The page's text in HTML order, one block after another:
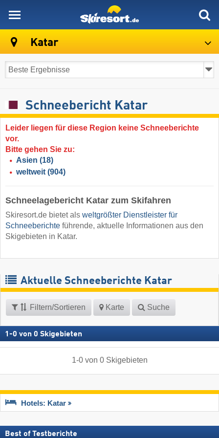
Katar
Schneebericht Katar
Leider liegen für diese Region keine Schneeberichte
vor.
Bitte gehen Sie zu:
Asien (18)
weltweit (904)
Schneelagebericht Katar zum Skifahren
Skiresort.de bietet als weltgrößter Dienstleister für
Schneeberichte führende, aktuelle Informationen aus den
Skigebieten in Katar.
Aktuelle Schneeberichte Katar
Filtern/Sortieren Karte Suche
1 -0 von 0 Skigebieten
1-0von 0 Skigebieten
Hotels: Katar
Best of Testberichte